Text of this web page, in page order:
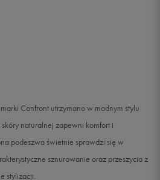
Powiadom o dostępności
Confront utrzymano w modnym stylu
naturalnej zapewni komfort i
podeszwa świetnie sprawdzi się w
sznurowanie oraz przeszycia z
stylizacji.